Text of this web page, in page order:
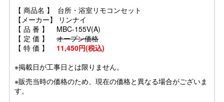
【 商品名 】 台所・浴室リモコンセット
【メーカー】 リンナイ
【 品 番 】 MBC-155V(A)
【 定 価 】 オープン価格
【 特 価 】 11,450円(税込)
※掲載日が工事日とは限りません。
※販売当時の価格のため、現在の価格と異なる場合がございま
す。